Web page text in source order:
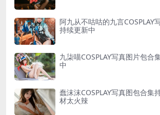
阿九从不咕咕的九言COSPLAY
持续更新中
九柒喵COSPLAY写真图片包合
中
蠢沫沫COSPLAY写真图包合集
材太火辣